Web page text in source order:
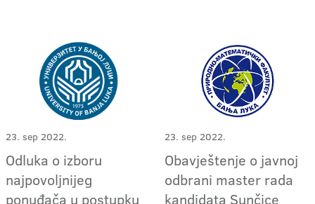
23. sep 2022.
Odluka o izboru
najpovoljnijeg
ponuđača u postupku
23. sep 2022.
Obavještenje o javnoj
odbrani master rada
kandidata Sunčice